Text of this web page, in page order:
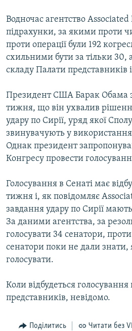
Водночас агентство
підрахунки, за якими проти
проти операції були 192
схильними бути за тільки
складу Палати представників
Президент США Барак Обама
тижня, що він ухвалив
удару по Сирії, уряд якої
звинувачують у використання
Однак президент
Конгресу провести
Голосування в Сенаті має
тижня і, як повідомляє
завдання удару по Сирії
За даними агентства, за
голосувати 34 сенатори,
сенатори поки не дали
голосувати.
Коли відбудеться голосування
представників, невідомо.
Поділитись Читати без